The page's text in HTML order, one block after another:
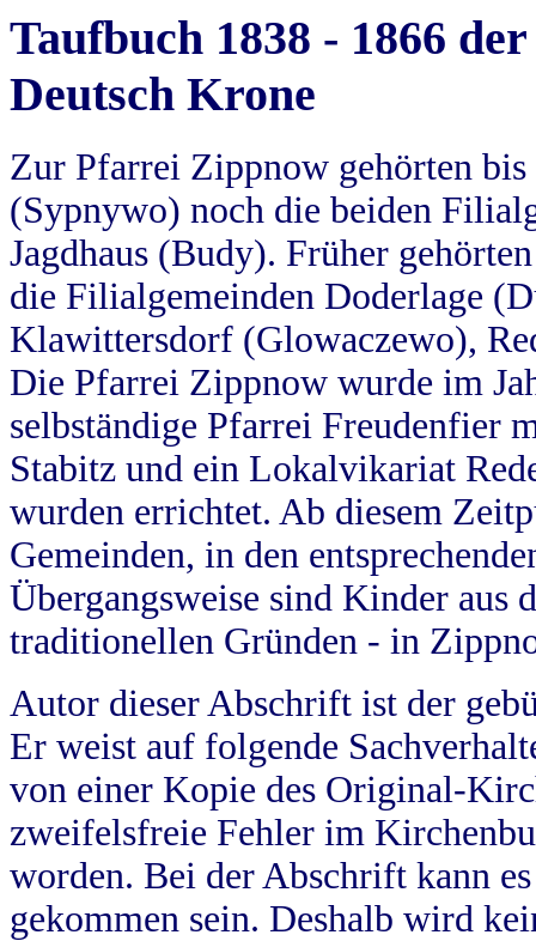
Taufbuch 1838 - 1866
Deutsch Krone
Zur Pfarrei Zippnow gehörten
(Sypnywo) noch die beiden
Jagdhaus (Budy). Früher
die Filialgemeinden Doderlage
Klawittersdorf (Glowaczewo),
Die Pfarrei Zippnow wurde im
selbständige Pfarrei Freudenfier
Stabitz und ein Lokalvikariat
wurden errichtet. Ab diesem
Gemeinden, in den
Übergangsweise sind Kinder aus
traditionellen Gründen - in
Autor dieser Abschrift ist der
Er weist auf folgende
von einer Kopie des Original-
zweifelsfreie Fehler im
worden. Bei der Abschrift kann
gekommen sein. Deshalb wird